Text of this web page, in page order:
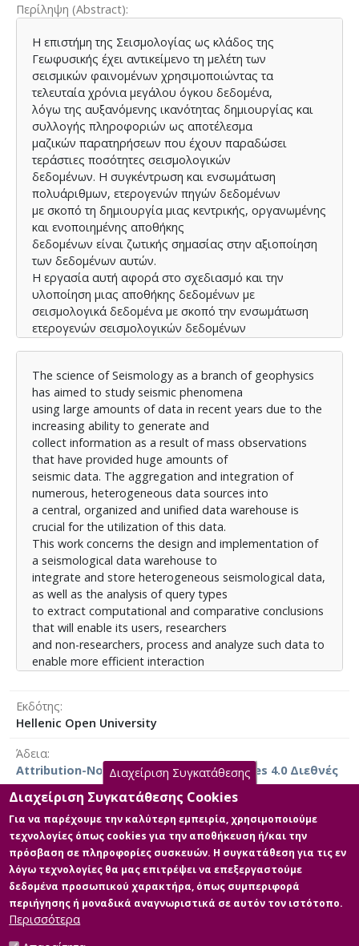
Περίληψη (Abstract)
Η επιστήμη της Σεισμολογίας ως κλάδος της
Γεωφυσικής έχει αντικείμενο τη μελέτη των
σεισμικών φαινομένων χρησιμοποιώντας τα
τελευταία χρόνια μεγάλου όγκου δεδομένα,
λόγω της αυξανόμενης ικανότητας δημιουργίας και
συλλογής πληροφοριών ως αποτέλεσμα
μαζικών παρατηρήσεων που έχουν παραδώσει
τεράστιες ποσότητες σεισμολογικών
δεδομένων. Η συγκέντρωση και ενσωμάτωση
πολυάριθμων, ετερογενών πηγών δεδομένων
με σκοπό τη δημιουργία μιας κεντρικής, οργανωμένης
και ενοποιημένης αποθήκης
δεδομένων είναι ζωτικής σημασίας στην αξιοποίηση
των δεδομένων αυτών.
Η εργασία αυτή αφορά στο σχεδιασμό και την
υλοποίηση μιας αποθήκης δεδομένων με
σεισμολογικά δεδομένα με σκοπό την ενσωμάτωση
ετερογενών σεισμολογικών δεδομένων
υπολογιστικών και συγκριτικών συμπερασμάτων που
θα επιτρέπει στους χρήστες της,
ερευνητές και μη, να επεξεργάζονται και να
αναλύουν τέτοιου είδους δεδομένα παρέχοντας
μια πιο αποτελεσματική αλληλεπίδραση μεταξύ των
δεδομένων και των χρηστών.
Επιπλέον, εργαλεία όπως μηχανές οπτικής ανάλυσης
μπορούν να διευκολύνουν τη
δημιουργία διαδραστικών οπτικών αναλυτικών
στοιχείων για τη μετατροπή των δεδομένων
σε κατανοητά, διαδραστικά γραφικά.
Η συλλογή των δεδομένων θα γίνει με χρήση
δυναμικών χαρτών και άλλων πηγών και θα
αφορούν διάφορα κριτήρια όπως μέγεθος σεισμού,
χρονική περίοδος, εστιακό βάθος,
γεωγραφική θέση επικέντρου, κ.ά. αλλά και διάφορες
σεισμολογικές παραμέτρους από τους
σεισμολογικούς σταθμούς.
The science of Seismology as a branch of geophysics
has aimed to study seismic phenomena
using large amounts of data in recent years due to the
increasing ability to generate and
collect information as a result of mass observations
that have provided huge amounts of
seismic data. The aggregation and integration of
numerous, heterogeneous data sources into
a central, organized and unified data warehouse is
crucial for the utilization of this data.
This work concerns the design and implementation of
a seismological data warehouse to
integrate and store heterogeneous seismological data,
as well as the analysis of query types
to extract computational and comparative conclusions
that will enable its users, researchers
and non-researchers, process and analyze such data to
enable more efficient interaction
creation of interactive visual analysis to transform data
into understandable, interactive
Data collection is carried out using dynamic maps and
other sources and concern various
criteria such as earthquake size, time period, focus
depth, geographic location of the
epicenter etc. but also various seismological
parameters from the seismological stations.
Εκδότης
Hellenic Open University
Άδεια
Attribution-NonCommercial-NoDerivatives 4.0 Διεθνές
Κύρια Αρχεία Διατριβής
Κύριο μέρος της Διπλωματικής
Περιγραφή:
142992_Πραμαντιώτης_Γεώργιος.pdf
Διαχείριση Συγκατάθεσης
Διαχείριση Συγκατάθεσης Cookies
Για να παρέχουμε την καλύτερη εμπειρία, χρησιμοποιούμε
τεχνολογίες όπως cookies για την αποθήκευση ή/και την
πρόσβαση σε πληροφορίες συσκευών. Η συγκατάθεση για τις εν
λόγω τεχνολογίες θα μας επιτρέψει να επεξεργαστούμε
δεδομένα προσωπικού χαρακτήρα, όπως συμπεριφορά
περιήγησης ή μοναδικά αναγνωριστικά σε αυτόν τον ιστότοπο.
Περισσότερα